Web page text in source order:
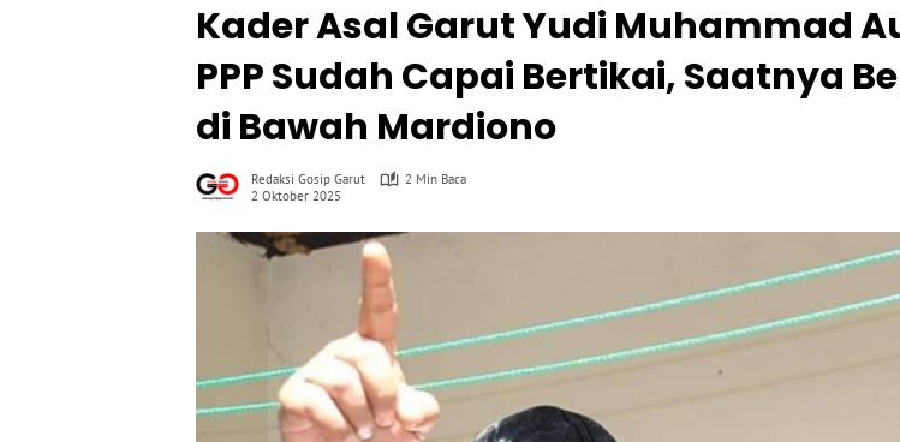
Kader Asal Garut Yudi Muhammad
PPP Sudah Capai Bertikai, Saatnya
di Bawah Mardiono
Redaksi Gosip Garut
2 Min Baca
2 Oktober 2025